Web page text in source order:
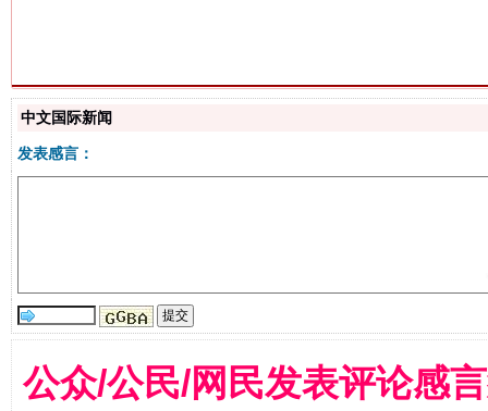
中文国际新闻
发表感言：
公众/公民/网民发表评论感